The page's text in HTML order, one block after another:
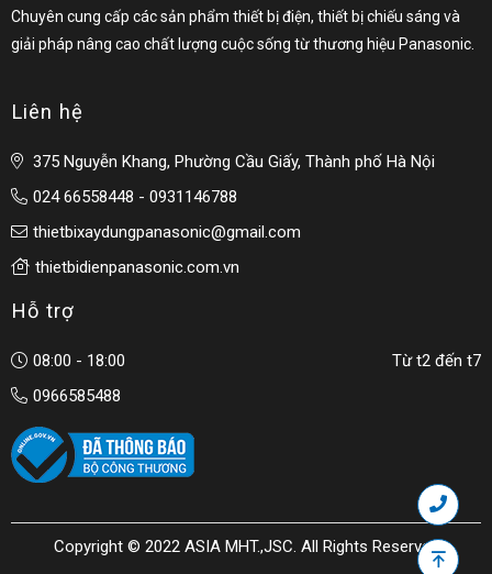
Chuyên cung cấp các sản phẩm thiết bị điện, thiết bị chiếu sáng và
giải pháp nâng cao chất lượng cuộc sống từ thương hiệu Panasonic.
Liên hệ
375 Nguyễn Khang, Phường Cầu Giấy, Thành phố Hà Nội
024 66558448 - 0931146788
thietbixaydungpanasonic@gmail.com
thietbidienpanasonic.com.vn
Hỗ trợ
08:00 - 18:00
Từ t2 đến t7
0966585488
Copyright © 2022 ASIA MHT.,JSC. All Rights Reserved